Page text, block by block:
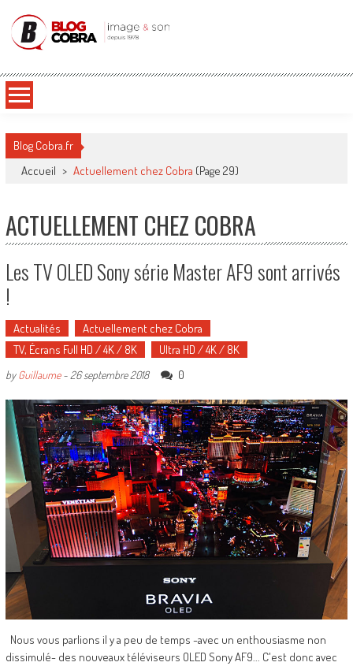
Blog Cobra
Blog Cobra.fr
Accueil > Actuellement chez Cobra (Page 29)
ACTUELLEMENT CHEZ COBRA
Les TV OLED Sony série Master AF9 sont arrivés
!
Actualités
Actuellement chez Cobra
TV, Écrans Full HD / 4K / 8K
Ultra HD / 4K / 8K
byGuillaume- 26 septembre 2018 0
Nous vous parlions il y a peu de temps -avec un enthousiasme non
dissimulé- des nouveaux téléviseurs OLED Sony AF9... C'est donc avec